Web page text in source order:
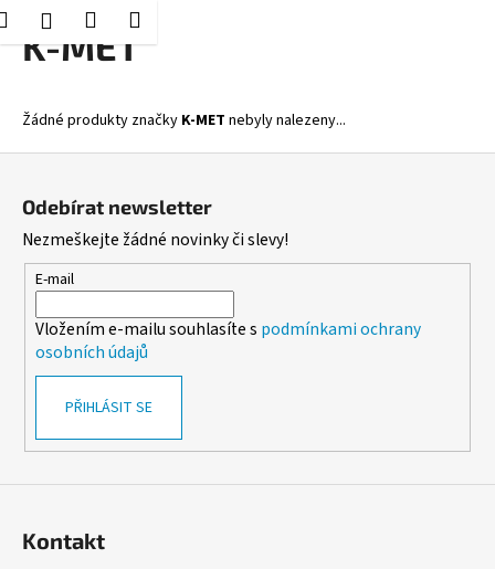
Přejít
HledatPřihlášení
Nákupní
košík
Menu
K-MET
Žádné produkty značky K-MET nebyly nalezeny...
K
o
Zpět
Zpět
C
o
o
t
ř
e
b
u
n
j
Odebírat newsletter
Nezmeškejte žádné novinky či slevy!
E-mail
Vložením e-mailu souhlasíte s podmínkami ochrany
osobních údajů
PŘIHLÁSIT SE
Kontakt